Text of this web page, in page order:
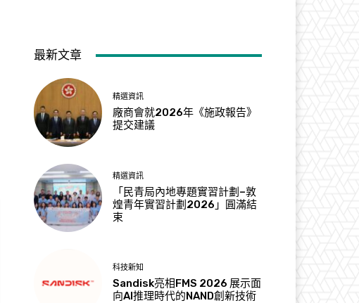
最新文章
精選資訊
廠商會就2026年《施政報告》
提交建議
精選資訊
「民青局內地專題實習計劃–敦
煌青年實習計劃2026」圓滿結
束
科技新知
Sandisk亮相FMS 2026 展示面
向AI推理時代的NAND創新技術